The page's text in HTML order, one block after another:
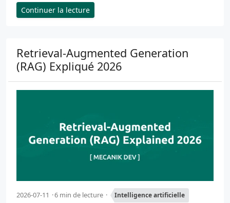
Continuer la lecture
Retrieval-Augmented Generation
(RAG) Expliqué 2026
2026-07-11 6 min de lecture Intelligence artificielle